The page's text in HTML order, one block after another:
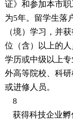
证》和参加本市
为5年。留学生落
（境）学习，并
位（含）以上的
学历或中级以上专
外高等院校、科
或进修人员。
8
获得科技企业孵